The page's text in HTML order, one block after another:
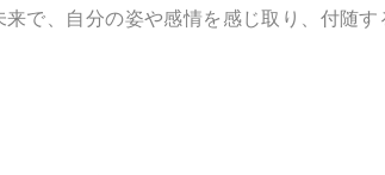
で、自分の姿や感情を感じ取り、付随す